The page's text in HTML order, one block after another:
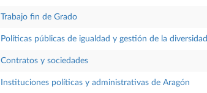
Trabajo fin de Grado
Políticas públicas de igualdad y gestión de la diversidad
Contratos y sociedades
Instituciones políticas y administrativas de Aragón